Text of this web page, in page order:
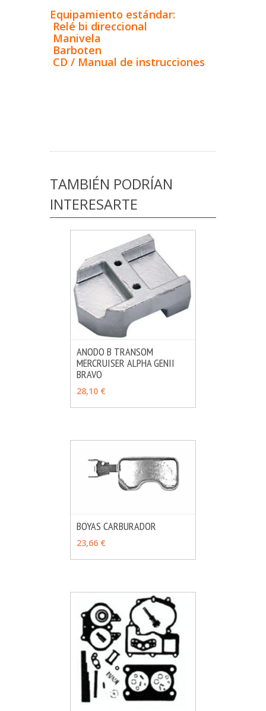
Equipamiento estándar:
Relé bi direccional
Manivela
Barboten
CD / Manual de instrucciones
TAMBIÉN PODRÍAN
INTERESARTE
AÑADIR MÁS INFO
ANODO B TRANSOM
MERCRUISER ALPHA GENII
BRAVO
28,10 €
BOYAS CARBURADOR
23,66 €